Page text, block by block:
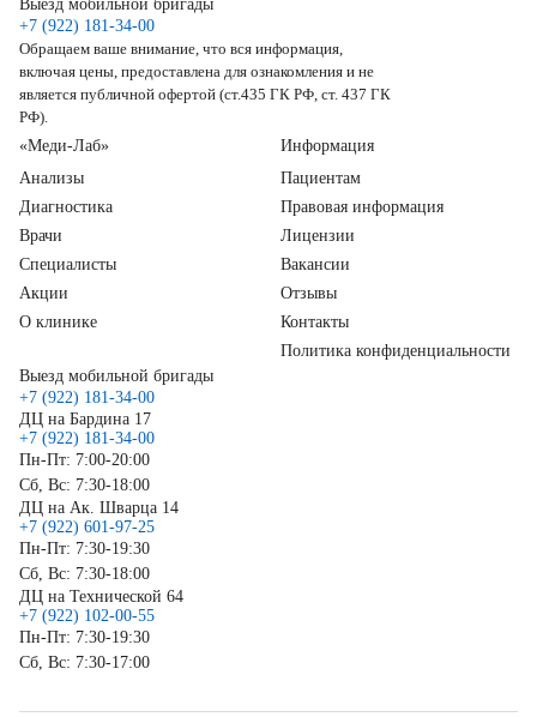
Выезд мобильной бригады
+7 (922) 181-34-00
Обращаем ваше внимание, что вся информация,
включая цены, предоставлена для ознакомления и не
является публичной офертой (ст.435 ГК РФ, ст. 437 ГК
РФ).
«Меди-Лаб»
Анализы
Диагностика
Врачи
Специалисты
Акции
О клинике
Информация
Пациентам
Правовая информация
Лицензии
Вакансии
Отзывы
Контакты
Политика конфиденциальности
Выезд мобильной бригады
+7 (922) 181-34-00
ДЦ на Бардина 17
+7 (922) 181-34-00
Пн-Пт: 7:00-20:00
Сб, Вс: 7:30-18:00
ДЦ на Ак. Шварца 14
+7 (922) 601-97-25
Пн-Пт: 7:30-19:30
Сб, Вс: 7:30-18:00
ДЦ на Технической 64
+7 (922) 102-00-55
Пн-Пт: 7:30-19:30
Сб, Вс: 7:30-17:00